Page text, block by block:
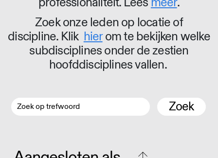
Zoek onze leden op locatie of
discipline. Klik hierom te bekijken welke
subdisciplines onder de zestien
hoofddisciplines vallen.
Zoek